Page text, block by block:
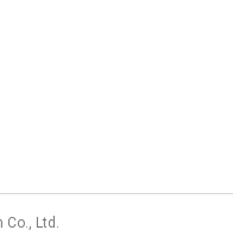
Co., Ltd.